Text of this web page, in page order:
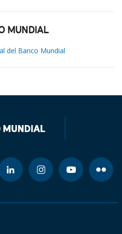
MUNDIAL
del Banco Mundial